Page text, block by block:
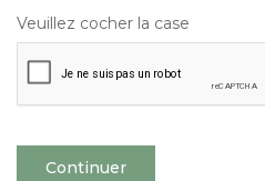
Veuillez cocher la case
Continuer